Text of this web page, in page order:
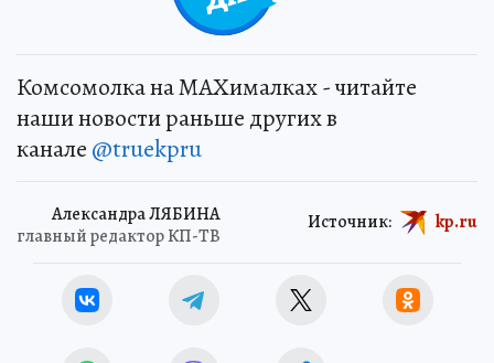
Комсомолка на MAXималках - читайте
наши новости раньше других в
канале @truekpru
Александра ЛЯБИНА
главный редактор КП-ТВ
Источник: kp.ru